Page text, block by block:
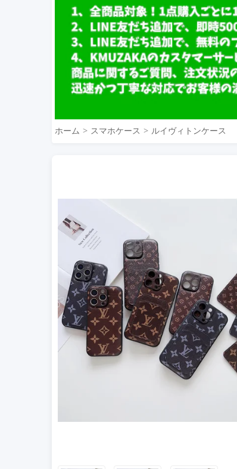
ホーム スマホケース ルイヴィトンケース